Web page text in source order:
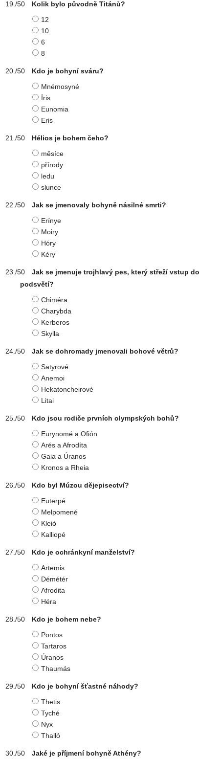
Kolik bylo původně Titánů?
12
10
6
8
Kdo je bohyní sváru?
Mnémosyné
Íris
Eunomia
Eris
Hélios je bohem čeho?
měsíce
přírody
ledu
slunce
Jak se jmenovaly bohyně násilné smrti?
Erínye
Moiry
Hóry
Kéry
Jak se jmenuje trojhlavý pes, který střeží vstup do
podsvětí?
Chiméra
Charybda
Kerberos
Skylla
Jak se dohromady jmenovali bohové větrů?
Satyrové
Anemoi
Hekatoncheirové
Litai
Kdo jsou rodiče prvních olympských bohů?
Eurynomé a Ofión
Arés a Afrodíta
Gaia a Úranos
Kronos a Rheia
Kdo byl Múzou dějepisectví?
Euterpé
Melpomené
Kleió
Kalliopé
Kdo je ochránkyní manželství?
Artemis
Démétér
Afrodita
Héra
Kdo je bohem nebe?
Pontos
Tartaros
Úranos
Thaumás
Kdo je bohyní šťastné náhody?
Thetis
Tyché
Nyx
Thalló
Jaké je příjmení bohyně Athény?